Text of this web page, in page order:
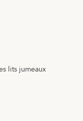
lits jumeaux